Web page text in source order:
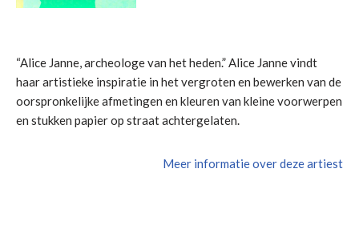
“Alice Janne, archeologe van het heden.” Alice Janne vindt
haar artistieke inspiratie in het vergroten en bewerken van de
oorspronkelijke afmetingen en kleuren van kleine voorwerpen
en stukken papier op straat achtergelaten.
Meer informatie over deze artiest